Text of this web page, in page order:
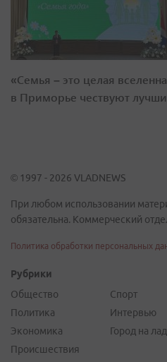
«Семья – это целая
в Приморье чествуют
© 1997 - 2026 VLADNEWS
При любом использовании
обязательна. Коммерческий
Политика обработки персональных
Рубрики
Общество
Политика
Экономика
Происшествия
Спорт
Интервью
Город на